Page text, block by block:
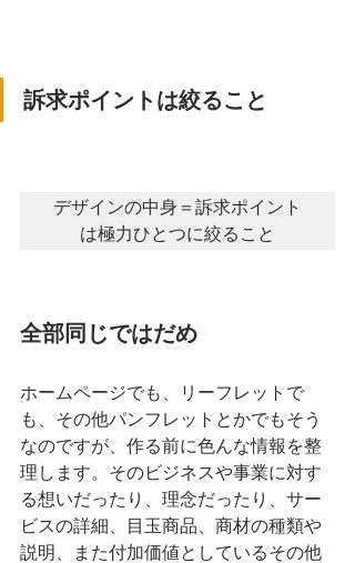
訴求ポイントは絞ること
デザインの中身＝訴求ポイント
は極力ひとつに絞ること
全部同じではだめ
ホームページでも、リーフレットで
も、その他パンフレットとかでもそう
なのですが、作る前に色んな情報を整
理します。そのビジネスや事業に対す
る想いだったり、理念だったり、サー
ビスの詳細、目玉商品、商材の種類や
説明、また付加価値としているその他